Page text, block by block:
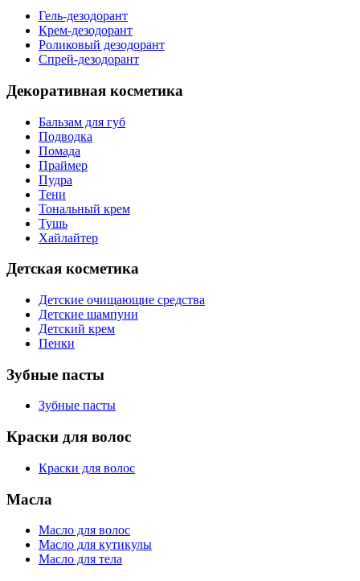
Гель-дезодорант
Крем-дезодорант
Роликовый дезодорант
Спрей-дезодорант
Декоративная косметика
Бальзам для губ
Подводка
Помада
Праймер
Пудра
Тени
Тональный крем
Тушь
Хайлайтер
Детская косметика
Детские очищающие средства
Детские шампуни
Детский крем
Пенки
Зубные пасты
Зубные пасты
Краски для волос
Краски для волос
Масла
Масло для волос
Масло для кутикулы
Масло для тела